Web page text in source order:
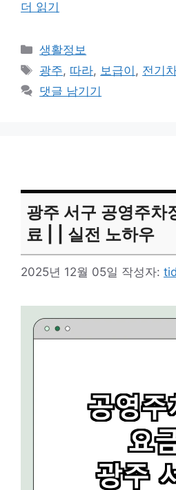
더 읽기
카
테
리
생활정보
태
그
광주, 따라, 보급이 , 전기
댓글 남기기
광주 서구 공영주차
료 | | 실전 노하우
2025년 12월 05일 작성자: